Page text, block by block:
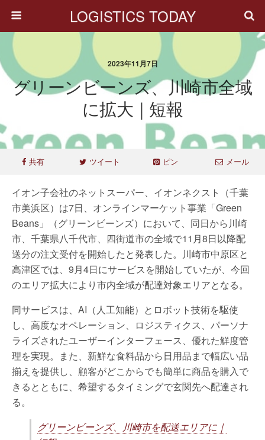
LOGISTICS TODAY
2023年11月7日
グリーンビーンズ、川崎市全域
に拡大｜短報
共有 ツイート ピン メール
イオン子会社のネットスーパー、イオンネクスト（千葉
市美浜区）は7日、オンラインマーケット事業「Green
Beans」（グリーンビーンズ）において、同日から川崎
市、千葉県八千代市、四街道市の全域で11月8日以降配
送分の注文受付を開始したと発表した。川崎市中原区と
高津区では、9月4日にサービスを開始していたが、今回
のエリア拡大により市内全域が配達対象エリアとなる。
同サービスは、AI（人工知能）とロボット技術を駆使
し、高度なオペレーション、ロジスティクス、パーソナ
ライズされたユーザーインターフェース、優れた鮮度管
理を実現。また、新鮮な食料品から日用品まで幅広い品
揃えを提供し、顧客がどこからでも簡単に商品を購入で
きるとともに、希望するタイミングで玄関先へ配達され
る。
グリーンビーンズ、川崎市を配送エリアに｜